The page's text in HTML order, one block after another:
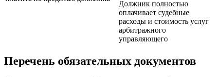
Должник полностью
оплачивает судебные
расходы и стоимость услуг
арбитражного
управляющего
Перечень обязательных документов